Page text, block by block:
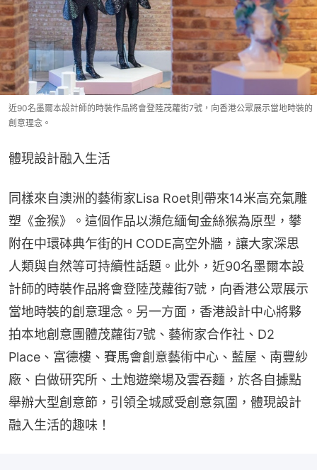
近90名墨爾本設計師的時裝作品將會登陸茂蘿街7號，向香港公眾展示當地時裝的
創意理念。
體現設計融入生活
同樣來自澳洲的藝術家Lisa Roet則帶來14米高充氣雕
塑《金猴》。這個作品以瀕危緬甸金絲猴為原型，攀
附在中環砵典乍街的H CODE高空外牆，讓大家深思
人類與自然等可持續性話題。此外，近90名墨爾本設
計師的時裝作品將會登陸茂蘿街7號，向香港公眾展示
當地時裝的創意理念。另一方面，香港設計中心將夥
拍本地創意團體茂蘿街7號、藝術家合作社、D2
Place、富德樓、賽馬會創意藝術中心、藍屋、南豐紗
廠、白做研究所、土炮遊樂場及雲吞麵，於各自據點
舉辦大型創意節，引領全城感受創意氛圍，體現設計
融入生活的趣味！